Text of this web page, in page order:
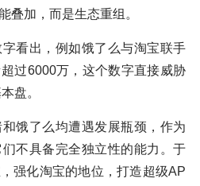
叠加，而是生态重组。
看出，例如饿了么与淘宝联手
过6000万，这个数字直接威胁
盘。
饿了么均遭遇发展瓶颈，作为
不具备完全独立性的能力。于
强化淘宝的地位，打造超级AP